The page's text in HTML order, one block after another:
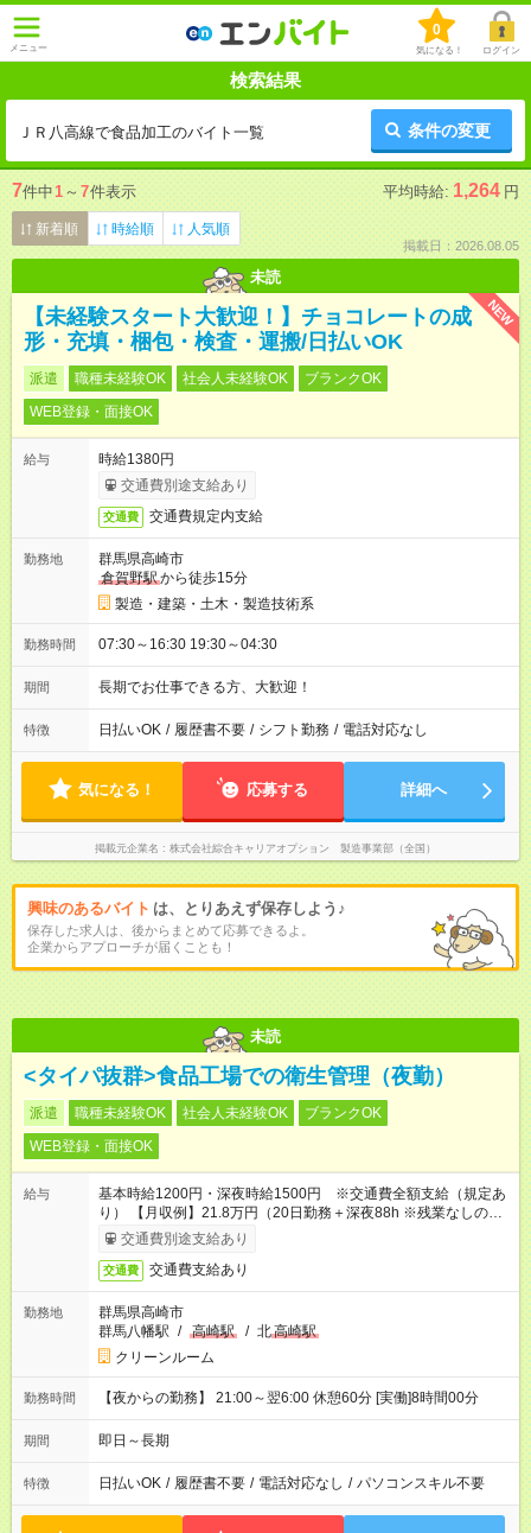
メニュー
0
気になる！ ログイン
検索結果
ＪＲ八高線で食品加工のバイト一覧 条件の変更
7件中1 ～ 7件表示 平均時給: 1,264 円
新着順 時給順 人気順
掲載日：2026.08.05
未読
NEW
【未経験スタート大歓迎！】チョコレートの成
形・充填・梱包・検査・運搬/日払いOK
派遣 職種未経験OK 社会人未経験OK
ブランクOK
WEB登録・面接OK
給与
時給1380円
交通費別途支給あり
交通費 交通費規定内支給
勤務地
群馬県高崎市
倉賀野駅から徒歩15分
製造・建築・土木・製造技術系
勤務時間 07:30～16:30 19:30～04:30
期間 長期でお仕事できる方、大歓迎！
特徴 日払いOK / 履歴書不要 / シフト勤務 / 電話対応なし
気になる！ 応募する 詳細へ
掲載元企業名 株式会社綜合キャリアオプション 製造事業部（全国）
興味のあるバイト は、とりあえず保存しよう♪
保存した求人は、後からまとめて応募できるよ。
企業からアプローチが届くことも！
未読
<タイパ抜群>食品工場での衛生管理（夜勤）
派遣 職種未経験OK 社会人未経験OK
ブランクOK
WEB登録・面接OK
給与
基本時給1200円・深夜時給1500円 ※交通費全額支給（規定あ
り） 【月収例】21.8万円（20日勤務＋深夜88h ※残業なしの場
合）交通費別途支給あり
交通費 交通費支給あり
勤務地
群馬県高崎市
群馬八幡駅 / 高崎駅 / 北高崎駅
クリーンルーム
勤務時間 【夜からの勤務】 21:00～翌6:00 休憩60分 [実働]8時間00分
期間 即日～長期
特徴 日払いOK / 履歴書不要 / 電話対応なし / パソコンスキル不要